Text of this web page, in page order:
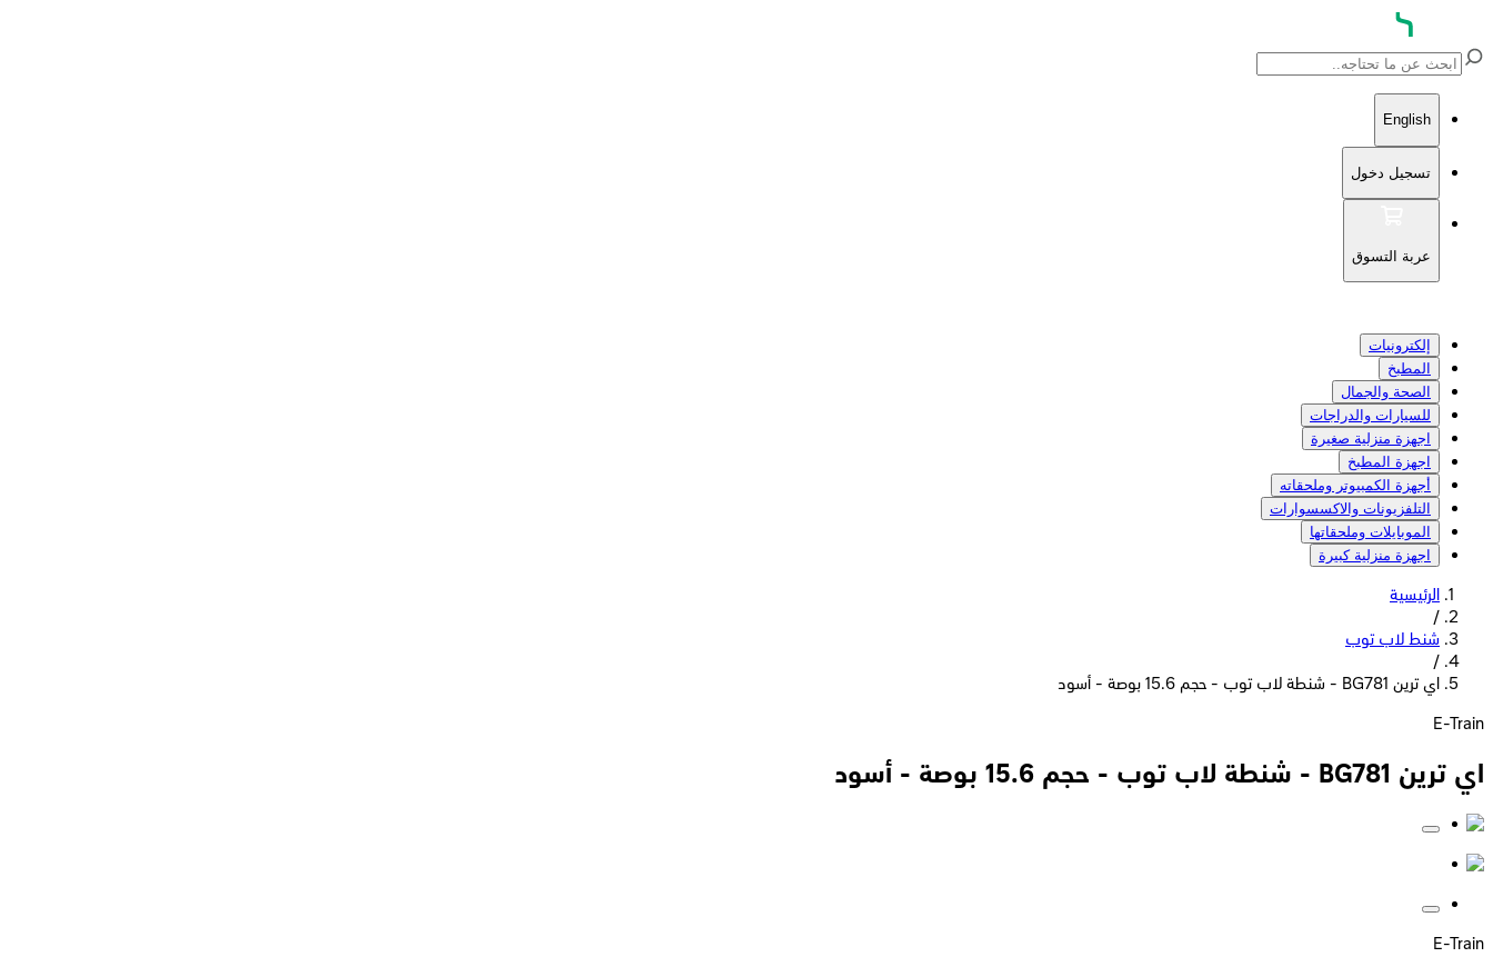
English
تسجيل دخول
عربة التسوق
إلكترونيات
المطبخ
الصحة والجمال
للسيارات والدراجات
اجهزة منزلية صغيرة
اجهزة المطبخ
أجهزة الكمبيوتر وملحقاته
التلفزيونات والاكسسوارات
الموبايلات وملحقاتها
اجهزة منزلية كبيرة
الرئيسية
/
شنط لاب توب
/
اي ترين BG781 - شنطة لاب توب - حجم 15.6 بوصة - أسود
E-Train
اي ترين BG781 - شنطة لاب توب - حجم 15.6 بوصة - أسود
E-Train